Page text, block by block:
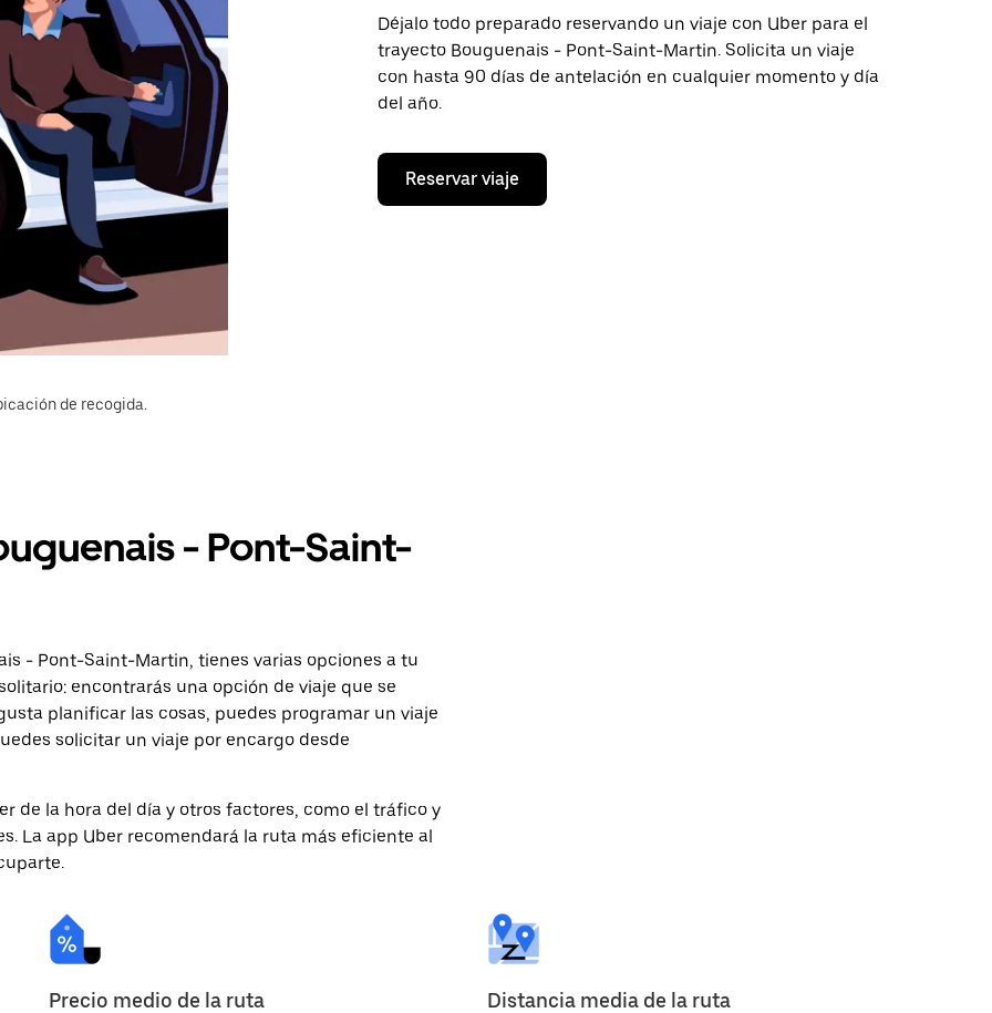
Déjalo todo preparado reservando un viaje con Uber para el
trayecto Bouguenais - Pont-Saint-Martin. Solicita un viaje
con hasta 90 días de antelación en cualquier momento y día
del año.
Reservar viaje
de recogida.
- Pont-Saint-
- Pont-Saint-Martin, tienes varias opciones a tu
encontrarás una opción de viaje que se
planificar las cosas, puedes programar un viaje
solicitar un viaje por encargo desde
de la hora del día y otros factores, como el tráfico y
La app Uber recomendará la ruta más eficiente al
Precio medio de la ruta Distancia media de la ruta